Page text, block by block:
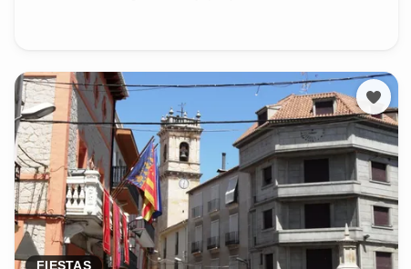
FIESTAS